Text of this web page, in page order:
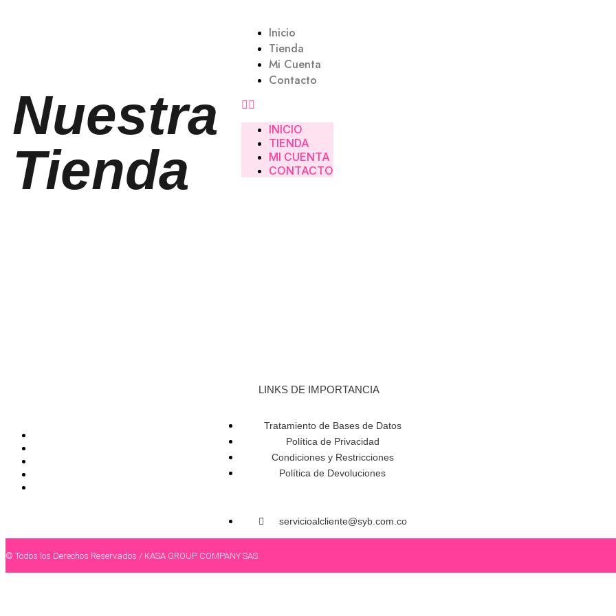
Inicio
Tienda
Mi Cuenta
Contacto
INICIO
TIENDA
MI CUENTA
CONTACTO
Nuestra
Tienda
LINKS DE IMPORTANCIA
Tratamiento de Bases de Datos
Política de Privacidad
Condiciones y Restricciones
Política de Devoluciones
servicioalcliente@syb.com.co
© Todos los Derechos Reservados / KASA GROUP COMPANY SAS